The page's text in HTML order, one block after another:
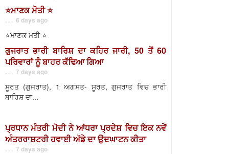
⭐️ਮਾਣਕ ਮੋਤੀ ⭐️
. . . 6 days ago
⭐️ਮਾਣਕ ਮੋਤੀ ⭐️
ਗੁਜਰਾਤ ਭਾਰੀ ਬਾਰਿਸ਼ ਦਾ ਕਹਿਰ ਜਾਰੀ, 50 ਤੋਂ 60
ਪਰਿਵਾਰਾਂ ਨੂੰ ਬਾਹਰ ਕੱਢਿਆ ਗਿਆ
. . . 7 days ago
ਸੂਰਤ (ਗੁਜਰਾਤ), 1 ਅਗਸਤ- ਸੂਰਤ, ਗੁਜਰਾਤ ਵਿਚ ਭਾਰੀ
ਬਾਰਿਸ਼ ਦਾ...
ਪ੍ਰਧਾਨ ਮੰਤਰੀ ਮੋਦੀ ਨੇ ਆਂਧਰਾ ਪ੍ਰਦੇਸ਼ ਵਿਚ ਇਕ ਨਵੇਂ
ਅੰਤਰਰਾਸ਼ਟਰੀ ਹਵਾਈ ਅੱਡੇ ਦਾ ਉਦਘਾਟਨ ਕੀਤਾ
. . . 7 days ago